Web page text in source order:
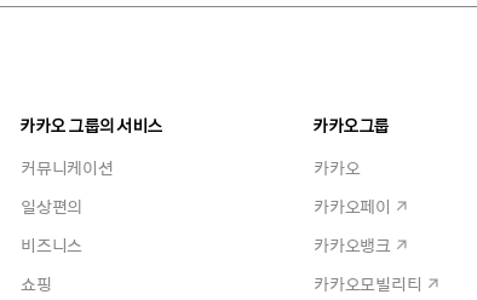
카카오 그룹의 서비스
커뮤니케이션
일상편의
비즈니스
쇼핑
카카오그룹
카카오
카카오페이
카카오뱅크
카카오모빌리티